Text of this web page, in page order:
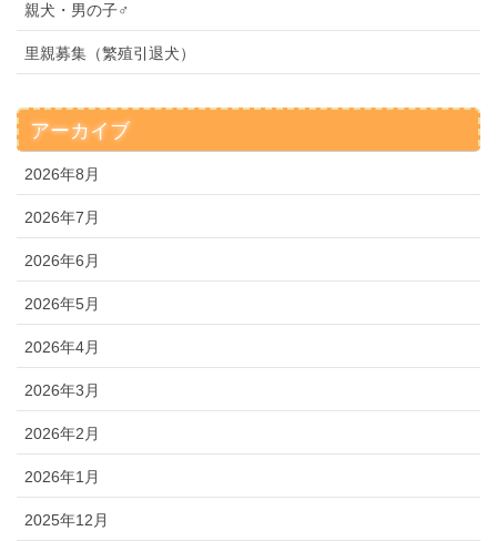
親犬・男の子♂
里親募集（繁殖引退犬）
アーカイブ
2026年8月
2026年7月
2026年6月
2026年5月
2026年4月
2026年3月
2026年2月
2026年1月
2025年12月